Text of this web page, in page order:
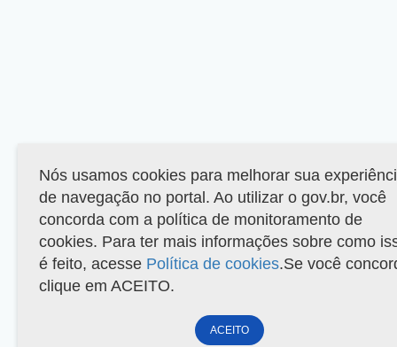
Nós usamos cookies para melhorar sua
de navegação no portal. Ao utilizar o gov.br, você
concorda com a política de monitoramento de
cookies. Para ter mais informações sobre como
é feito, acesse Política de cookies.Se você
clique em ACEITO.
ACEITO